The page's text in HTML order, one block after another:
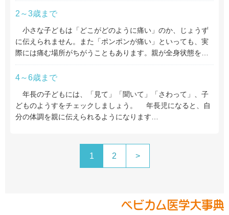
2～3歳まで
小さな子どもは「どこがどのように痛い」のか、じょうず
に伝えられません。また「ポンポンが痛い」といっても、実
際には痛む場所がちがうこともあります。親が全身状態を…
4～6歳まで
年長の子どもには、「見て」「聞いて」「さわって」、子
どものようすをチェックしましょう。 年長児になると、自
分の体調を親に伝えられるようになります…
1 2 >